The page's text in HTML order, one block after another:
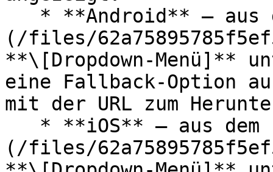
(/files/
**\[Dropdown-Menü]**
eine Fallback-Option
mit der URL zum
(/files/